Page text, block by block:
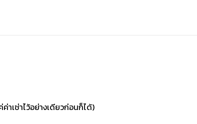
าเช่าไว้อย่างเดียวก่อนก็ได้)